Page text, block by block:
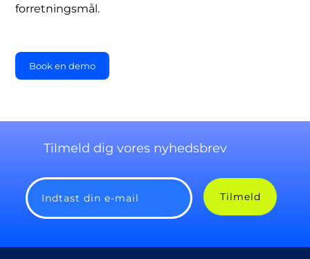
forretningsmål.
Book en demo
Tilmeld dig vores nyhedsbrev
Indtast din e-mail Tilmeld